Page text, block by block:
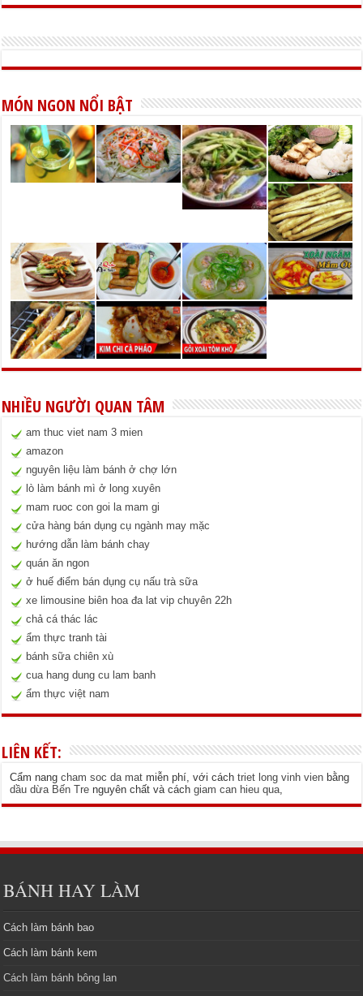
MÓN NGON NỔI BẬT
NHIỀU NGƯỜI QUAN TÂM
am thuc viet nam 3 mien
amazon
nguyên liệu làm bánh ở chợ lớn
lò làm bánh mì ở long xuyên
mam ruoc con goi la mam gi
cửa hàng bán dụng cụ ngành may mặc
hướng dẫn làm bánh chay
quán ăn ngon
ở huế điểm bán dụng cụ nấu trà sữa
xe limousine biên hoa đa lat vip chuyên 22h
chả cá thác lác
ẩm thực tranh tài
bánh sữa chiên xù
cua hang dung cu lam banh
ẩm thực việt nam
LIÊN KẾT:
Cẩm nangcham soc da mat miễn phí, với cáchtriet long vinh vien bằng
dầu dừa Bến Tre nguyên chất và cáchgiam can hieu qua,
BÁNH HAY LÀM
Cách làm bánh bao
Cách làm bánh kem
Cách làm bánh bông lan